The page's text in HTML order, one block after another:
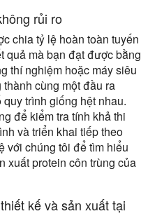
rủi ro
chia tỷ lệ hoàn toàn tuyến
quả mà bạn đạt được bằng
thí nghiệm hoặc máy siêu
cùng một đầu ra
trình giống hệt nhau.
để kiểm tra tính khả thi
và triển khai tiếp theo
với chúng tôi để tìm hiểu
xuất protein côn trùng của
kế và sản xuất tại